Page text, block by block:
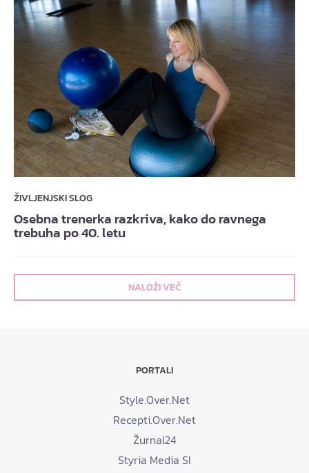
ŽIVLJENJSKI SLOG
Osebna trenerka razkriva, kako do ravnega
trebuha po 40. letu
NALOŽI VEČ
PORTALI
Style.Over.Net
Recepti.Over.Net
Žurnal24
Styria Media SI